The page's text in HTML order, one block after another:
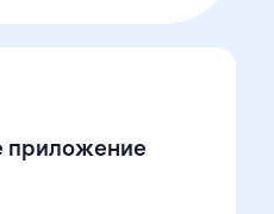
приложение